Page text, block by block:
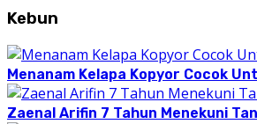
Kebun
Menanam Kelapa Kopyor Cocok
Zaenal Arifin 7 Tahun Menekuni